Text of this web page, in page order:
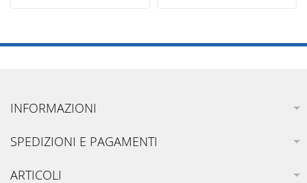
INFORMAZIONI
SPEDIZIONI E PAGAMENTI
ARTICOLI